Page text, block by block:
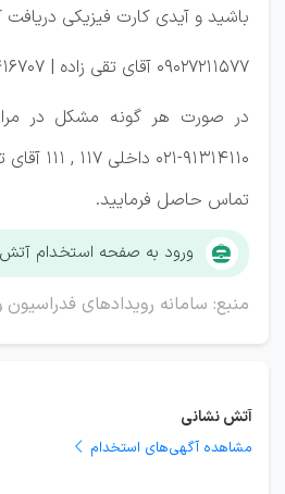
باشید و آیدی کارت فیزیکی دریافت
09027211577 آقای تقی زاده | 09174416707آقای روشن روز
در صورت هر گونه مشکل در
91314110-
تماس حاصل فرمایید.
ورود به صفحه استخدام
منبع: سامانه رویداد‌های
آتش نشانی
مشاهده آگهی‌های استخدام